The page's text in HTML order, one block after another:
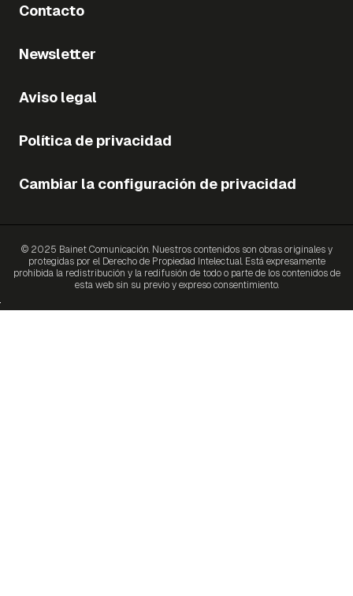
Contacto
Newsletter
Aviso legal
Política de privacidad
Cambiar la configuración de privacidad
© 2025 Bainet Comunicación. Nuestros contenidos son obras originales y
protegidas por el Derecho de Propiedad Intelectual. Está expresamente
prohibida la redistribución y la redifusión de todo o parte de los contenidos de
esta web sin su previo y expreso consentimiento.